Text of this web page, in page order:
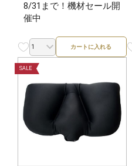
8/31まで！機材セール開
催中
カートに入れる
SALE